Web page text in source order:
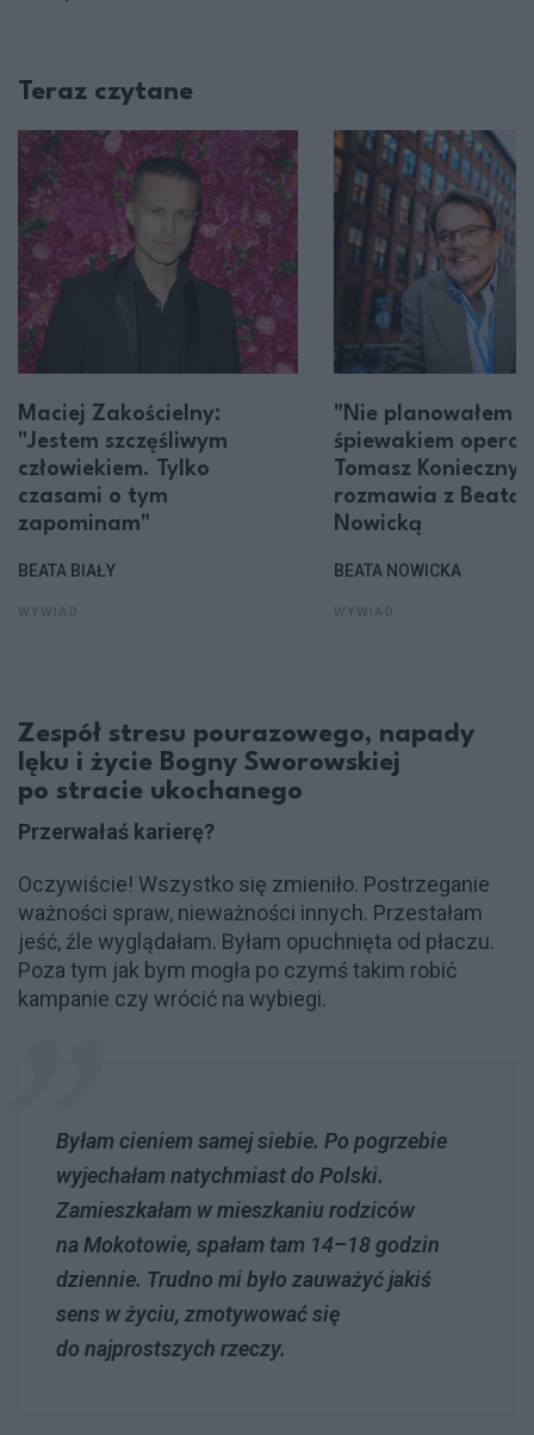
Teraz czytane
Maciej Zakościelny:
"Jestem szczęśliwym
człowiekiem. Tylko
czasami o tym
zapominam"
BEATA BIAŁY
"Nie planowałem
śpiewakiem
Tomasz Konieczny
rozmawia z Beatą
Nowicką
BEATA NOWICKA
Zespół stresu pourazowego, napady
lęku i życie Bogny Sworowskiej
po stracie ukochanego
Przerwałaś karierę?
Oczywiście! Wszystko się zmieniło. Postrzeganie
ważności spraw, nieważności innych. Przestałam
jeść, źle wyglądałam. Byłam opuchnięta od płaczu.
Poza tym jak bym mogła po czymś takim robić
kampanie czy wrócić na wybiegi.
Byłam cieniem samej siebie. Po pogrzebie
wyjechałam natychmiast do Polski.
Zamieszkałam w mieszkaniu rodziców
na Mokotowie, spałam tam 14–18 godzin
dziennie. Trudno mi było zauważyć jakiś
sens w życiu, zmotywować się
do najprostszych rzeczy.